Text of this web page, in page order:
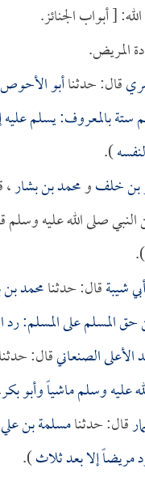
[ أبواب الجنائز.
المريض.
قال: حدثناأبو الأحوص
ستة بالمعروف: يسلم عليه
).
بن خلفومحمد بن بشار،
صلى الله عليه
).
شيبةقال: حدثنامحمد
المسلم على المسلم: رد
الصنعانيقال: حدثنا
عليه وسلم ماشياً وأبو بكر
قال: حدثنامسلمة بن علي
مريضاً إلا بعد ثلاث).